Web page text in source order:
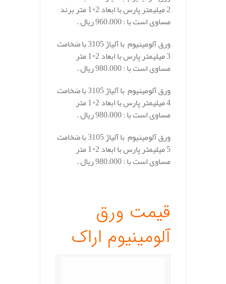
2 میلیمتر پارس با ابعاد 2*1 متر برند
مساوی است با : 960.000 ریال .
ورق آلومینیوم با آلیاژ 3105 با ضخامت
3 میلیمتر پارس با ابعاد 2*1 متر
مساوی است با : 980.000 ریال .
ورق آلومینیوم با آلیاژ 3105 با ضخامت
4 میلیمتر پارس با ابعاد 2*1 متر
مساوی است با : 980.000 ریال .
ورق آلومینیوم با آلیاژ 3105 با ضخامت
5 میلیمتر پارس با ابعاد 2*1 متر
مساوی است با : 980.000 ریال .
قیمت ورق
آلومینیوم اراک